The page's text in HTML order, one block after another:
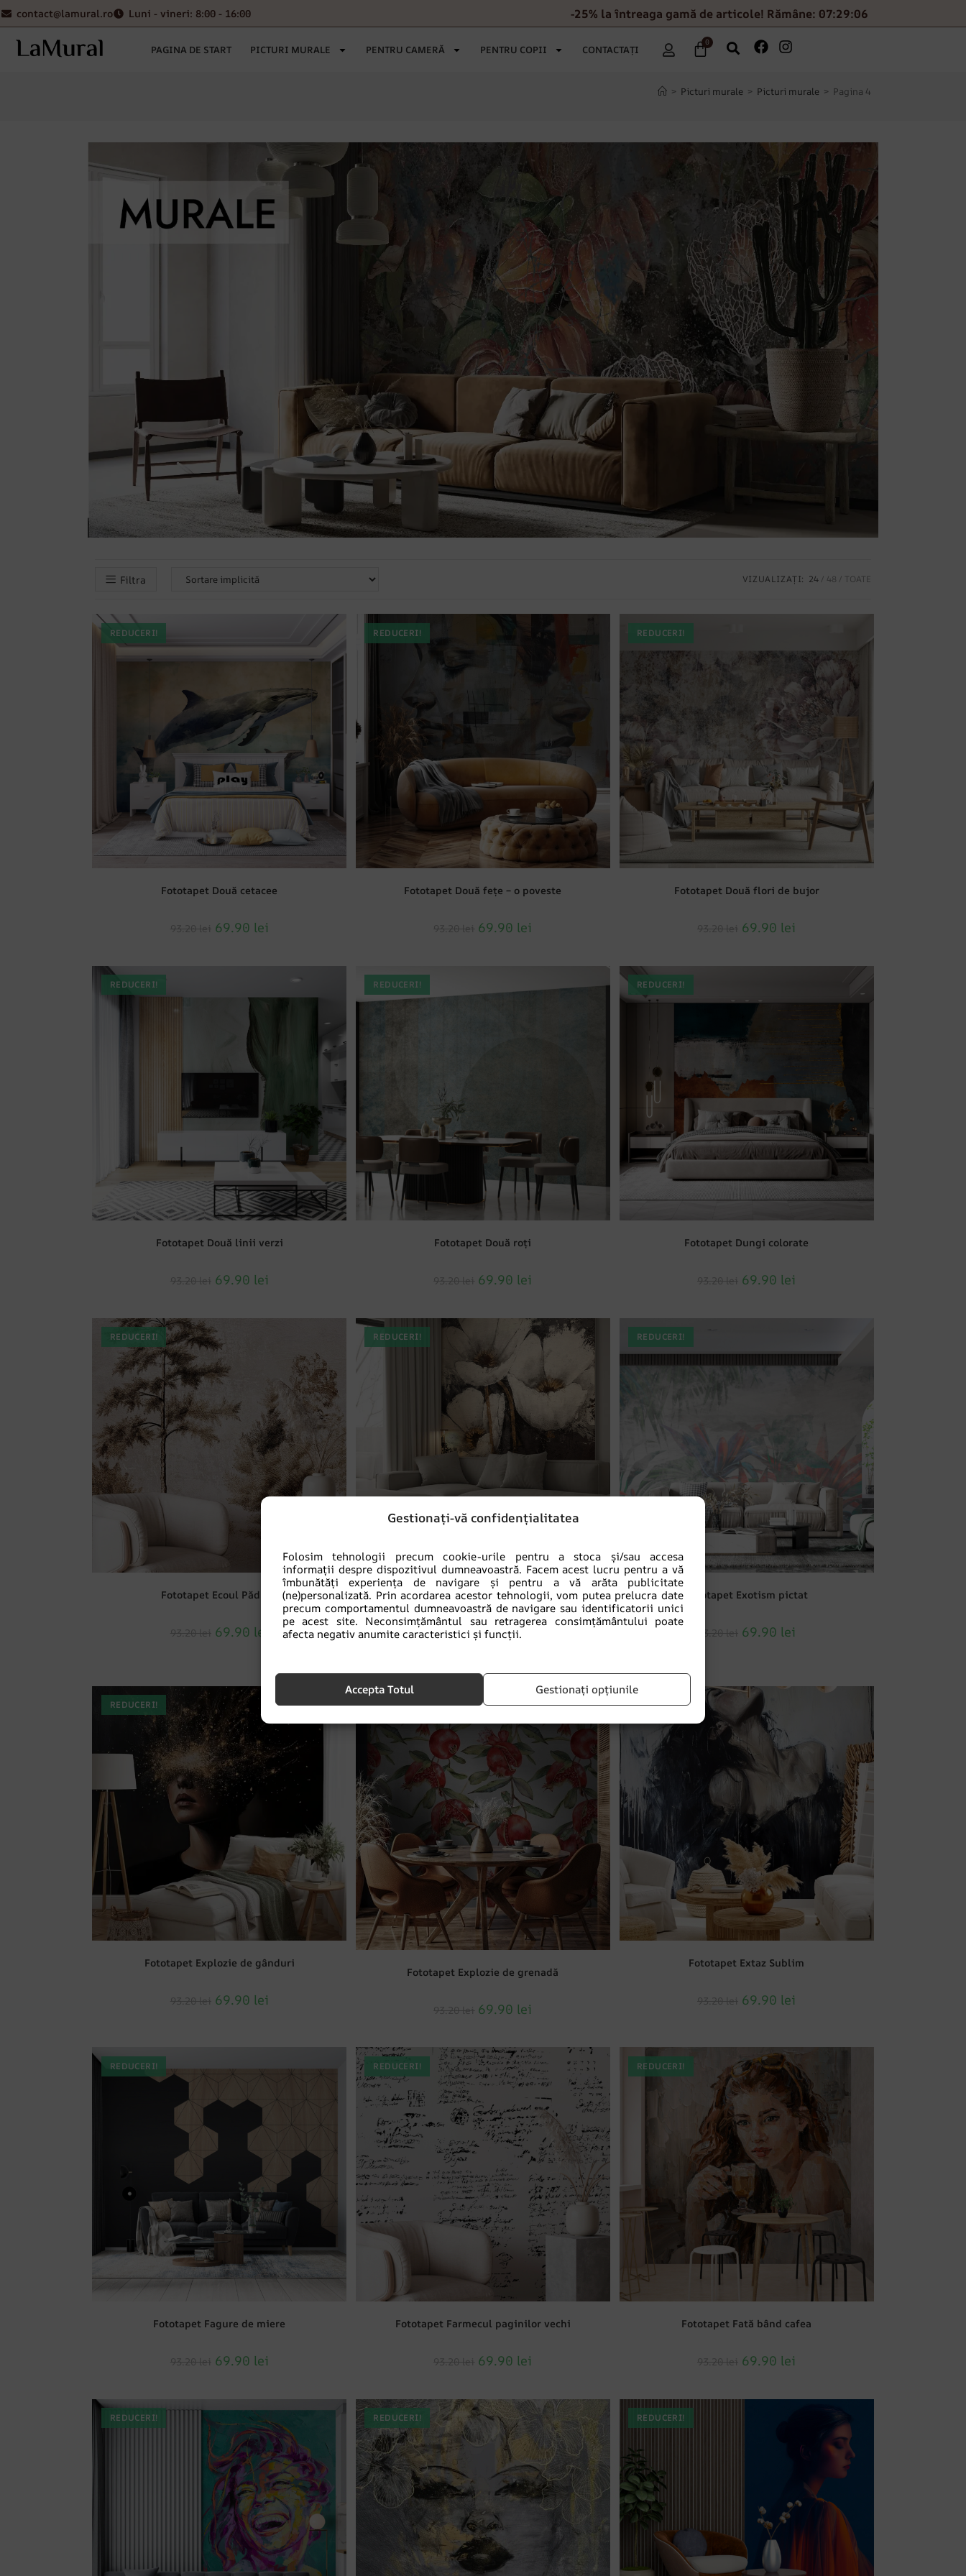
Gestionați-vă confidențialitatea
Folosim tehnologii precum cookie-urile pentru a stoca și/sau accesa
informații despre dispozitivul dumneavoastră. Facem acest lucru pentru a vă
îmbunătăți experiența de navigare și pentru a vă arăta publicitate
(ne)personalizată. Prin acordarea acestor tehnologii, vom putea prelucra date
precum comportamentul dumneavoastră de navigare sau identificatorii unici
pe acest site. Neconsimțământul sau retragerea consimțământului poate
afecta negativ anumite caracteristici și funcții.
Accepta Totul Gestionați opțiunile
contact@lamural.ro Luni - vineri: 8:00 - 16:00 -25% la întreaga gamă de articole! Rămâne: 07:29:04
PAGINA DE START PICTURI MURALE PENTRU CAMERĂ PENTRU COPII CONTACTAȚI
0
> Picturi murale > Picturi murale > Pagina 4
Filtra VIZUALIZAȚI: 24 48 TOATE
REDUCERI!
Fototapet Două cetacee
69.90 lei
REDUCERI!
Fototapet Două fețe – o poveste
69.90 lei
REDUCERI!
Fototapet Două flori de bujor
69.90 lei
REDUCERI!
Fototapet Două linii verzi
69.90 lei
REDUCERI!
Fototapet Două roți
69.90 lei
REDUCERI!
Fototapet Dungi colorate
69.90 lei
REDUCERI!
Fototapet Ecoul Pădurii
69.90 lei
REDUCERI!
Fototapet Eleganță înfloritoare
REDUCERI!
Fototapet Exotism pictat
69.90 lei
REDUCERI!
Fototapet Explozie de gânduri
69.90 lei
REDUCERI!
Fototapet Explozie de grenadă
69.90 lei
REDUCERI!
Fototapet Extaz Sublim
69.90 lei
REDUCERI!
Fototapet Fagure de miere
69.90 lei
REDUCERI!
Fototapet Farmecul paginilor vechi
69.90 lei
REDUCERI!
Fototapet Fată bând cafea
69.90 lei
REDUCERI! REDUCERI! REDUCERI!